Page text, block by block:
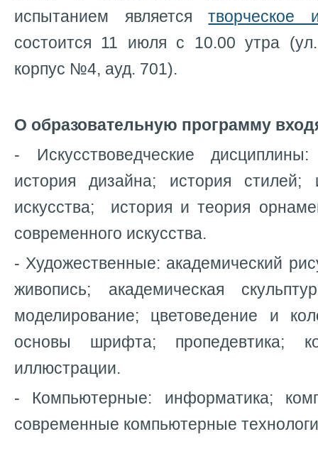
испытанием являетсятворческое
состоится 11 июля с 10.00 утра
корпус №4, ауд. 701).
О образовательную программу
- Искусствоведческие
история дизайна; история стилей;
искусства; история и теория
современного искусства.
- Художественные: академический
живопись; академическая
моделирование; цветоведение и
основы шрифта; пропедевтика;
иллюстрации.
- Компьютерные: информатика;
современные компьютерные